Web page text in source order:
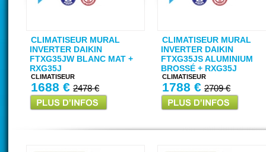
CLIMATISEUR MURAL
INVERTER DAIKIN
FTXG35JW BLANC MAT +
RXG35J
CLIMATISEUR
1688 € 2478 €
CLIMATISEUR MURAL
INVERTER DAIKIN
FTXG35JS ALUMINIUM
BROSSÉ + RXG35J
CLIMATISEUR
1788 € 2709 €